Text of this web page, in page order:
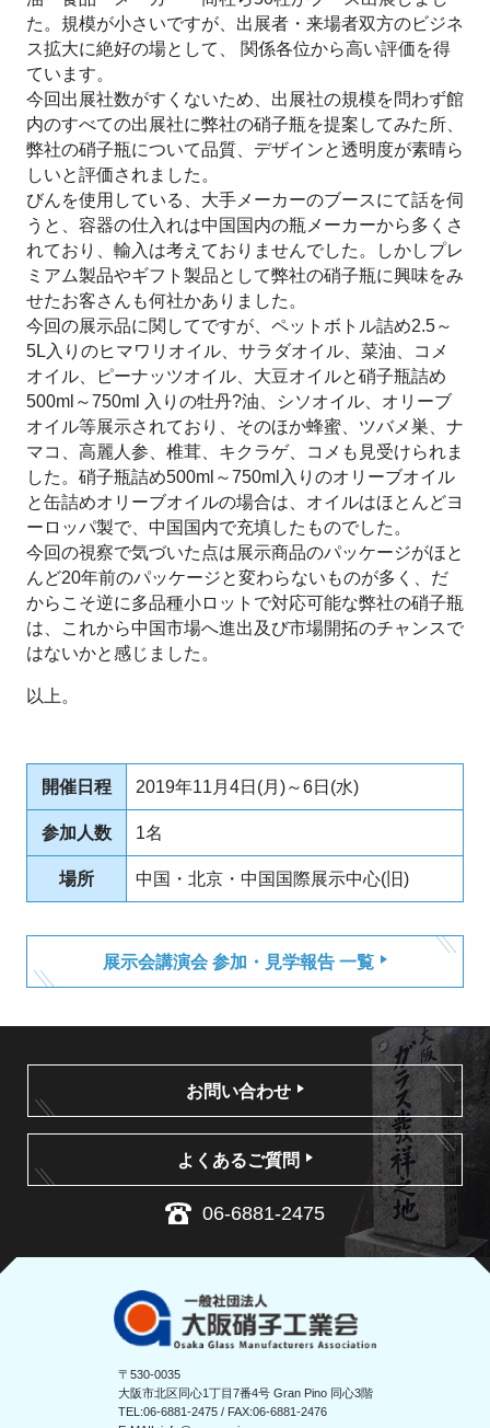
た。規模が小さいですが、出展者・来場者双方のビジネ
ス拡大に絶好の場として、 関係各位から高い評価を得
ています。
今回出展社数がすくないため、出展社の規模を問わず館
内のすべての出展社に弊社の硝子瓶を提案してみた所、
弊社の硝子瓶について品質、デザインと透明度が素晴ら
しいと評価されました。
びんを使用している、大手メーカーのブースにて話を伺
うと、容器の仕入れは中国国内の瓶メーカーから多くさ
れており、輸入は考えておりませんでした。しかしプレ
ミアム製品やギフト製品として弊社の硝子瓶に興味をみ
せたお客さんも何社かありました。
今回の展示品に関してですが、ペットボトル詰め2.5～
5L入りのヒマワリオイル、サラダオイル、菜油、コメ
オイル、ピーナッツオイル、大豆オイルと硝子瓶詰め
500ml～750ml 入りの牡丹?油、シソオイル、オリーブ
オイル等展示されており、そのほか蜂蜜、ツバメ巣、ナ
マコ、高麗人参、椎茸、キクラゲ、コメも見受けられま
した。硝子瓶詰め500ml～750ml入りのオリーブオイル
と缶詰めオリーブオイルの場合は、オイルはほとんどヨ
ーロッパ製で、中国国内で充填したものでした。
今回の視察で気づいた点は展示商品のパッケージがほと
んど20年前のパッケージと変わらないものが多く、だ
からこそ逆に多品種小ロットで対応可能な弊社の硝子瓶
は、これから中国市場へ進出及び市場開拓のチャンスで
はないかと感じました。
以上。
開催日程 2019年11月4日(月)～6日(水)
参加人数 1名
場所 中国・北京・中国国際展示中心(旧)
展示会講演会 参加・見学報告 一覧
お問い合わせ
よくあるご質問
06-6881-2475
〒530-0035
大阪市北区同心1丁目7番4号 Gran Pino 同心3階
TEL:06-6881-2475/ FAX:06-6881-2476